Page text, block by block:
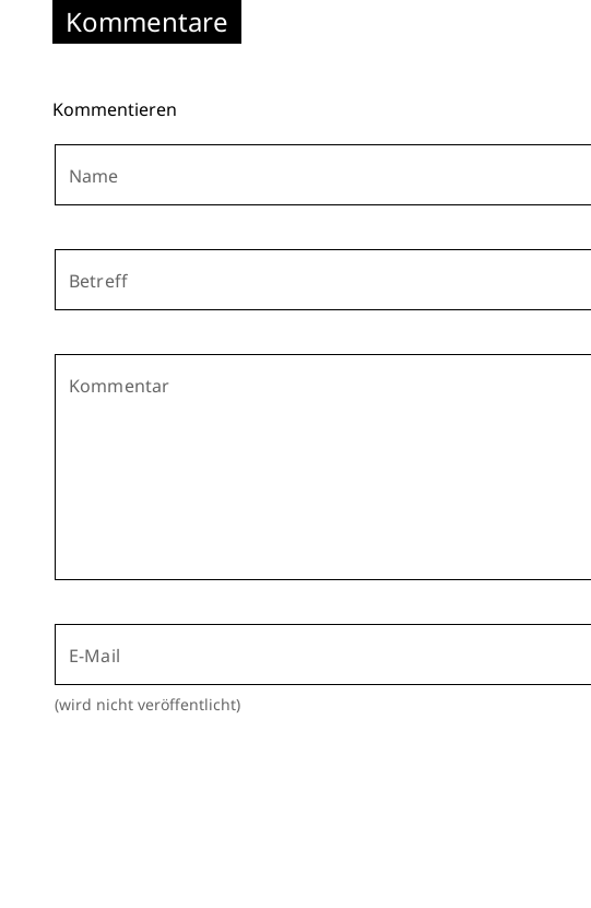
Kommentare
Kommentieren
Name
Betreff
Kommentar
E-Mail
(wird nicht veröffentlicht)